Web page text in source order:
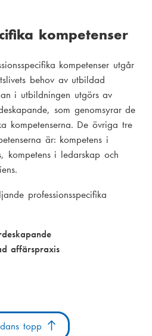
kompetenser
kompetenser utgår
behov av utbildad
i utbildningen utgörs av
som genomsyrar de
kompetenserna. De övriga tre
är: kompetens i
kompetens i ledarskap och
professionsspecifika
affärspraxis
topp